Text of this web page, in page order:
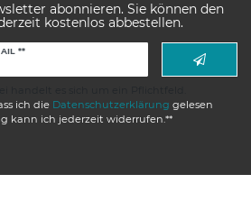
abonnieren. Sie können den
kostenlos abbestellen.
**
ich die Daten­schutz­erklärung gelesen
kann ich jederzeit widerrufen.**